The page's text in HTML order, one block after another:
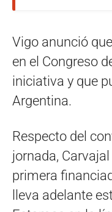
Vigo anunció
en el Congreso
iniciativa y que
Argentina.
Respecto del
jornada,
primera
lleva adelante